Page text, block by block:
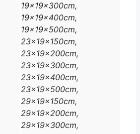
19x19x300cm,
19x19x400cm,
19x19x500cm,
23x19x150cm,
23x19x200cm,
23x19x300cm,
23x19x400cm,
23x19x500cm,
29x19x150cm,
29x19x200cm,
29x19x300cm,